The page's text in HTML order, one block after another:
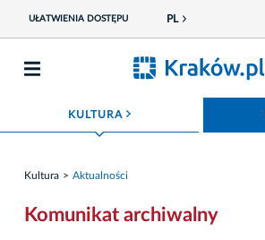
UŁATWIENIA DOSTĘPU PL
KULTURA ROZWIŃ MENU
Kultura Aktualności
Komunikat archiwalny